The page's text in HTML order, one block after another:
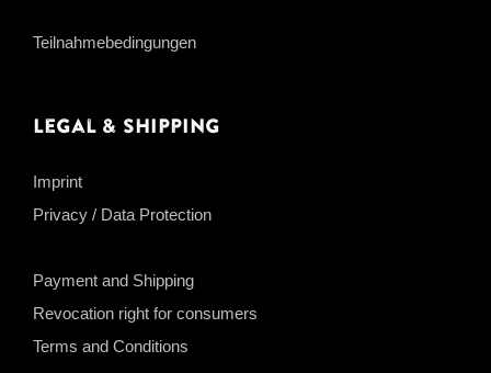
Teilnahmebedingungen
Legal & Shipping
Imprint
Privacy / Data Protection
Payment and Shipping
Revocation right for consumers
Terms and Conditions